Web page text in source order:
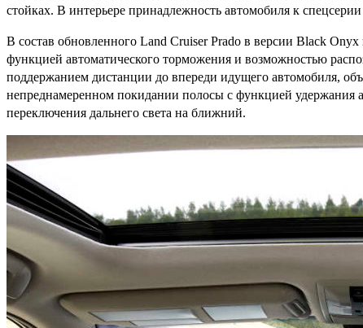
стойках. В интерьере принадлежность автомобиля к
В состав обновленного Land Cruiser Prado в версии Black
функцией автоматического торможения и возможностью
поддержанием дистанции до впереди идущего автомобиля,
непреднамеренном покидании полосы с функцией удержания
переключения дальнего света на ближний.